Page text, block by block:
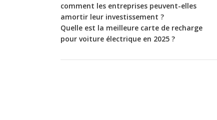
comment les entreprises peuvent-elles
amortir leur investissement ?
Quelle est la meilleure carte de recharge
pour voiture électrique en 2025 ?